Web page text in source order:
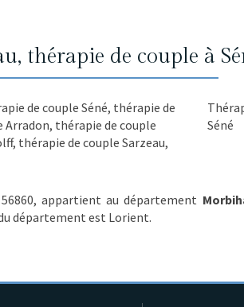
thérapie de couple à
de couple Séné, thérapie de
Arradon, thérapie de couple
, thérapie de couple Sarzeau,
Séné
appartient au département
département est Lorient.